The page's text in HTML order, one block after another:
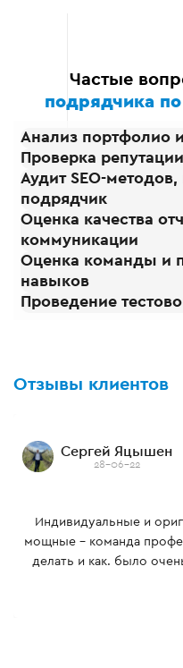
Частые
подрядчика
Анализ портфолио
Проверка
Аудит SEO-
подрядчик
Оценка качества
коммуникации
Оценка команды и
навыков
Проведение
Отзывы клиентов
Сергей Яцышен
28-06-22
Индивидуальные и
мощные – команда
делать и как. было
вместе, многому сам